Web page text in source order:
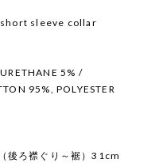
short sleeve collar
5% /
95%, POLYESTER
後ろ襟ぐり～裾）31cm